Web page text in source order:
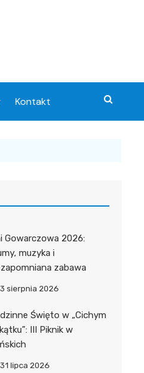
Kontakt
Gowarczowa 2026:
muzyka i
zabawa
3 sierpnia 2026
Święto w „Cichym
III Piknik w
31 lipca 2026